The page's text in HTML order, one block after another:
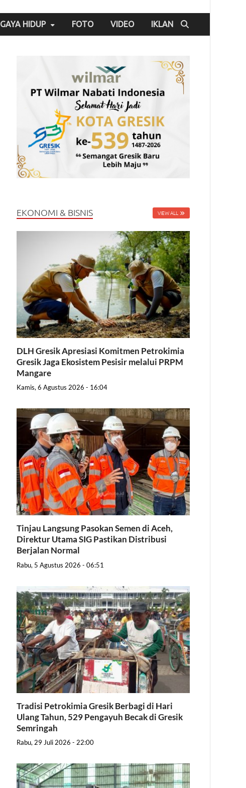
GAYA HIDUP FOTO VIDEO IKLAN
EKONOMI & BISNIS VIEW ALL
DLH Gresik Apresiasi Komitmen Petrokimia
Gresik Jaga Ekosistem Pesisir melalui PRPM
Mangare
Kamis, 6 Agustus 2026 - 16:04
Tinjau Langsung Pasokan Semen di Aceh,
Direktur Utama SIG Pastikan Distribusi
Berjalan Normal
Rabu, 5 Agustus 2026 - 06:51
Tradisi Petrokimia Gresik Berbagi di Hari
Ulang Tahun, 529 Pengayuh Becak di Gresik
Semringah
Rabu, 29 Juli 2026 - 22:00